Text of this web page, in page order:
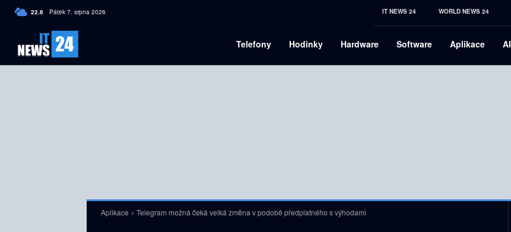
22.6 C Czech
Pátek 7. srpna 2026 IT NEWS 24 WORLD NEWS 24
Telefony Hodinky Hardware Software Aplikace AI
Aplikace Telegram možná čeká velká změna v podobě předplatného s výhodami